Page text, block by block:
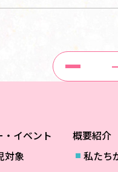
イベント
対象
概要紹介
私たち